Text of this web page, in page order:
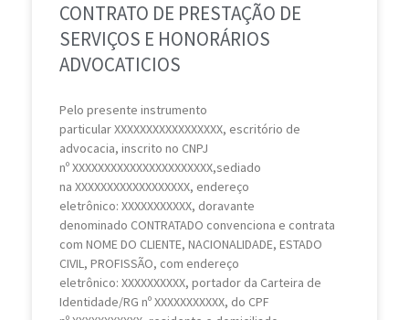
CONTRATO DE PRESTAÇÃO DE
SERVIÇOS E HONORÁRIOS
ADVOCATICIOS
Pelo presente instrumento
particular XXXXXXXXXXXXXXXXX, escritório de
advocacia, inscrito no CNPJ
nº XXXXXXXXXXXXXXXXXXXXXX,sediado
na XXXXXXXXXXXXXXXXXX, endereço
eletrônico: XXXXXXXXXXX, doravante
denominado CONTRATADO convenciona e contrata
com NOME DO CLIENTE, NACIONALIDADE, ESTADO
CIVIL, PROFISSÃO, com endereço
eletrônico: XXXXXXXXXX, portador da Carteira de
Identidade/RG nº XXXXXXXXXXX, do CPF